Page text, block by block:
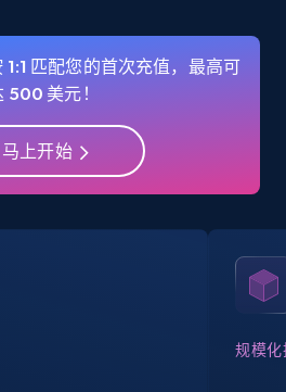
account, Is
注册使用
information
Region, About,
匹配您的首次充值，最高可
500 美元！
马上开始
规模化